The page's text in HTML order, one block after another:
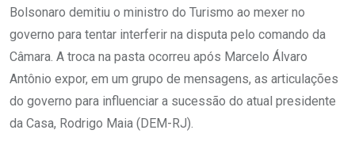
Bolsonaro demitiu o ministro do Turismo ao mexer no
governo para tentar interferir na disputa pelo comando da
Câmara. A troca na pasta ocorreu após Marcelo Álvaro
Antônio expor, em um grupo de mensagens, as articulações
do governo para influenciar a sucessão do atual presidente
da Casa, Rodrigo Maia (DEM-RJ).